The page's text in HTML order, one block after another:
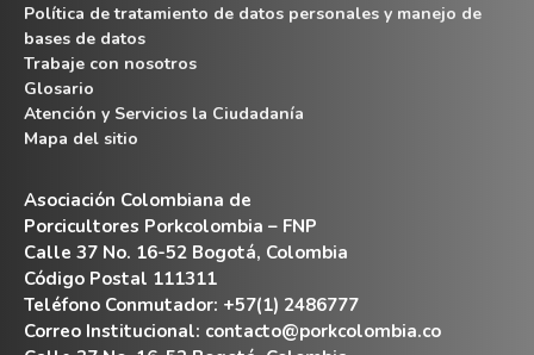
Política de tratamiento de datos personales y manejo de
bases de datos
Trabaje con nosotros
Glosario
Atención y Servicios la Ciudadanía
Mapa del sitio
Asociación Colombiana de
Porcicultores Porkcolombia – FNP
Calle 37 No. 16-52 Bogotá, Colombia
Código Postal 111311
Teléfono Conmutador: +57(1) 2486777
Correo Institucional: contacto@porkcolombia.co